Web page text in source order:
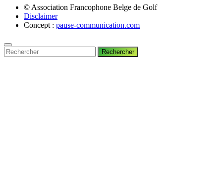
© Association Francophone Belge de Golf
Disclaimer
Concept : pause-communication.com
Rechercher